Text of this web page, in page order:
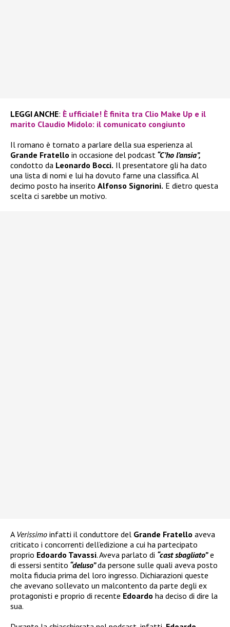
LEGGI ANCHE: È ufficiale! È finita tra Clio Make Up e il
marito Claudio Midolo: il comunicato congiunto
Il romano è tornato a parlare della sua esperienza al
Grande Fratello in occasione del podcast “C’ho l’ansia”,
condotto da Leonardo Bocci. Il presentatore gli ha dato
una lista di nomi e lui ha dovuto farne una classifica. Al
decimo posto ha inserito Alfonso Signorini. E dietro questa
scelta ci sarebbe un motivo.
A Verissimo infatti il conduttore del Grande Fratello aveva
criticato i concorrenti dell’edizione a cui ha partecipato
proprio Edoardo Tavassi. Aveva parlato di “cast sbagliato”e
di essersi sentito “deluso”da persone sulle quali aveva posto
molta fiducia prima del loro ingresso. Dichiarazioni queste
che avevano sollevato un malcontento da parte degli ex
protagonisti e proprio di recente Edoardo ha deciso di dire la
sua.